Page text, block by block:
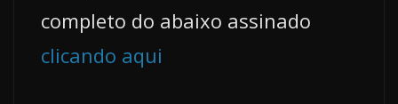
completo do abaixo assinado
clicando aqui